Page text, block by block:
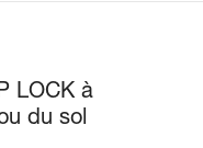
LOCK à
du sol